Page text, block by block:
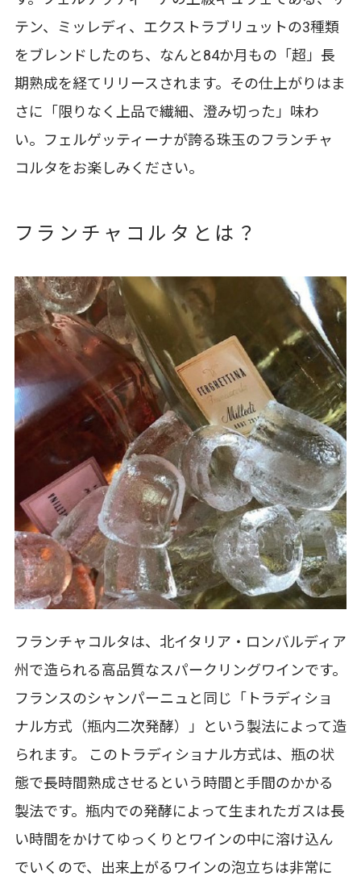
テン、ミッレディ、エクストラブリュットの3種類
をブレンドしたのち、なんと84か月もの「超」長
期熟成を経てリリースされます。その仕上がりはま
さに「限りなく上品で繊細、澄み切った」味わ
い。フェルゲッティーナが誇る珠玉のフランチャ
コルタをお楽しみください。
フランチャコルタとは？
フランチャコルタは、北イタリア・ロンバルディア
州で造られる高品質なスパークリングワインです。
フランスのシャンパーニュと同じ「トラディショ
ナル方式（瓶内二次発酵）」という製法によって造
られます。 このトラディショナル方式は、瓶の状
態で長時間熟成させるという時間と手間のかかる
製法です。瓶内での発酵によって生まれたガスは長
い時間をかけてゆっくりとワインの中に溶け込ん
でいくので、出来上がるワインの泡立ちは非常に